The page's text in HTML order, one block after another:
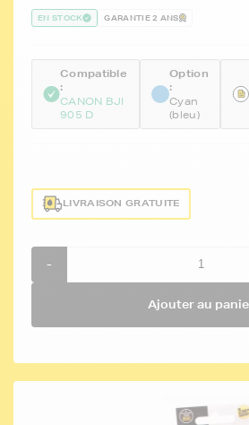
EN STOCK GARANTIE 2 ANS
Compatible
:
CANON BJI
905 D
Option
:
Cyan
(bleu)
LIVRAISON GRATUITE
-
Ajouter au